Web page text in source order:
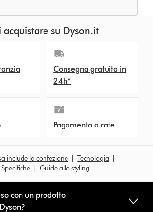
acquistare su Dyson.it
Consegna gratuita in
24h*
Pagamento a rate
include la confezione |Tecnologia
Specifiche |Guide allo styling
con un prodotto